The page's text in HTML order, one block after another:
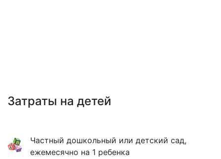
Затраты на детей
Частный дошкольный или детский сад,
ежемесячно на 1 ребенка